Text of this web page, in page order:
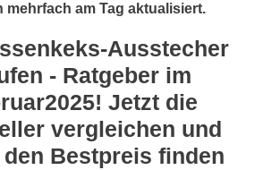
mehrfach am Tag aktualisiert.
Ausstecher
- Ratgeber im
Jetzt die
vergleichen und
Bestpreis finden